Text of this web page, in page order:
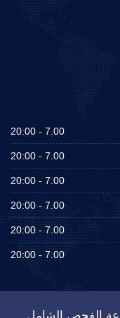
7.00 - 20:00
7.00 - 20:00
7.00 - 20:00
7.00 - 20:00
7.00 - 20:00
7.00 - 20:00